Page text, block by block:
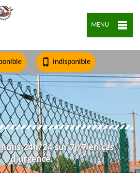
MENU
indisponible
24h/24 sur 7j/7 en cas
d'urgence.